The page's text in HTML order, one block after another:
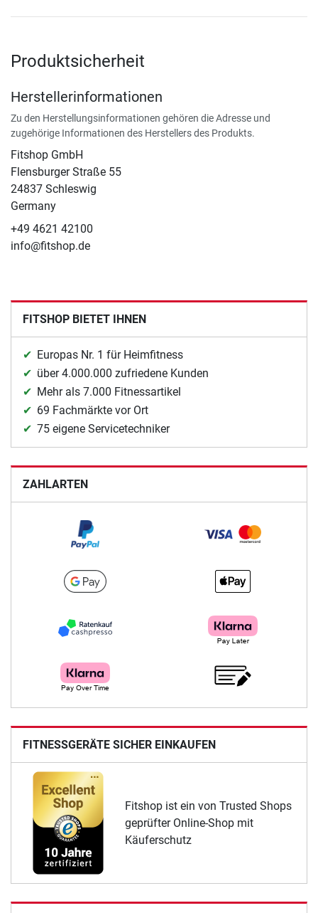
Produktsicherheit
Herstellerinformationen
Zu den Herstellungsinformationen gehören die Adresse und
zugehörige Informationen des Herstellers des Produkts.
Fitshop GmbH
Flensburger Straße 55
24837 Schleswig
Germany
+49 4621 42100
info@fitshop.de
FITSHOP BIETET IHNEN
Europas Nr. 1 für Heimfitness
über 4.000.000 zufriedene Kunden
Mehr als 7.000 Fitnessartikel
69 Fachmärkte vor Ort
75 eigene Servicetechniker
ZAHLARTEN
FITNESSGERÄTE SICHER EINKAUFEN
Fitshop ist ein von Trusted Shops
geprüfter Online-Shop mit
Käuferschutz